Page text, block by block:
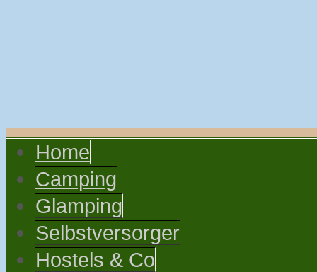
Home
Camping
Glamping
Selbstversorger
Hostels & Co